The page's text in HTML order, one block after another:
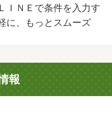
ＩＮＥで条件を入力す
に、もっとスムーズ
報